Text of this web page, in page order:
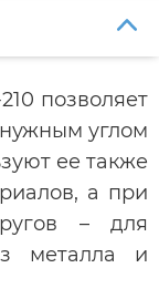
позволяет
углом
ее также
а при
– для
металла и